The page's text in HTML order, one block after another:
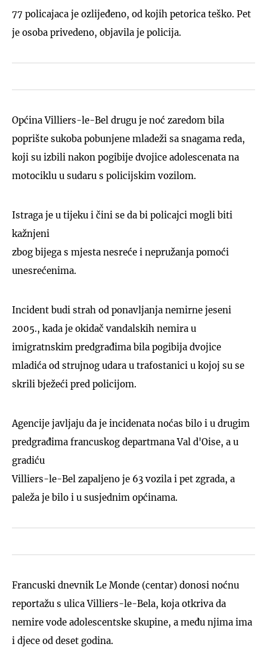
77 policajaca je ozlijeđeno, od kojih petorica teško. Pet
je osoba privedeno, objavila je policija.
Općina Villiers-le-Bel drugu je noć zaredom bila
poprište sukoba pobunjene mladeži sa snagama reda,
koji su izbili nakon pogibije dvojice adolescenata na
motociklu u sudaru s policijskim vozilom.
Istraga je u tijeku i čini se da bi policajci mogli biti
kažnjeni
zbog bijega s mjesta nesreće i nepružanja pomoći
unesrećenima.
Incident budi strah od ponavljanja nemirne jeseni
2005., kada je okidač vandalskih nemira u
imigratnskim predgrađima bila pogibija dvojice
mladića od strujnog udara u trafostanici u kojoj su se
skrili bježeći pred policijom.
Agencije javljaju da je incidenata noćas bilo i u drugim
predgrađima francuskog departmana Val d'Oise, a u
gradiću
Villiers-le-Bel zapaljeno je 63 vozila i pet zgrada, a
paleža je bilo i u susjednim općinama.
Francuski dnevnik Le Monde (centar) donosi noćnu
reportažu s ulica Villiers-le-Bela, koja otkriva da
nemire vode adolescentske skupine, a među njima ima
i djece od deset godina.